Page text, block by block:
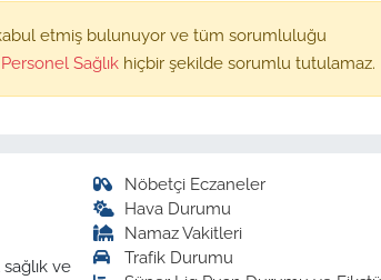
etmiş bulunuyor ve tüm sorumluluğu
Personel Sağlık hiçbir şekilde sorumlu tutulamaz.
ve
Nöbetçi Eczaneler
Hava Durumu
Namaz Vakitleri
Trafik Durumu